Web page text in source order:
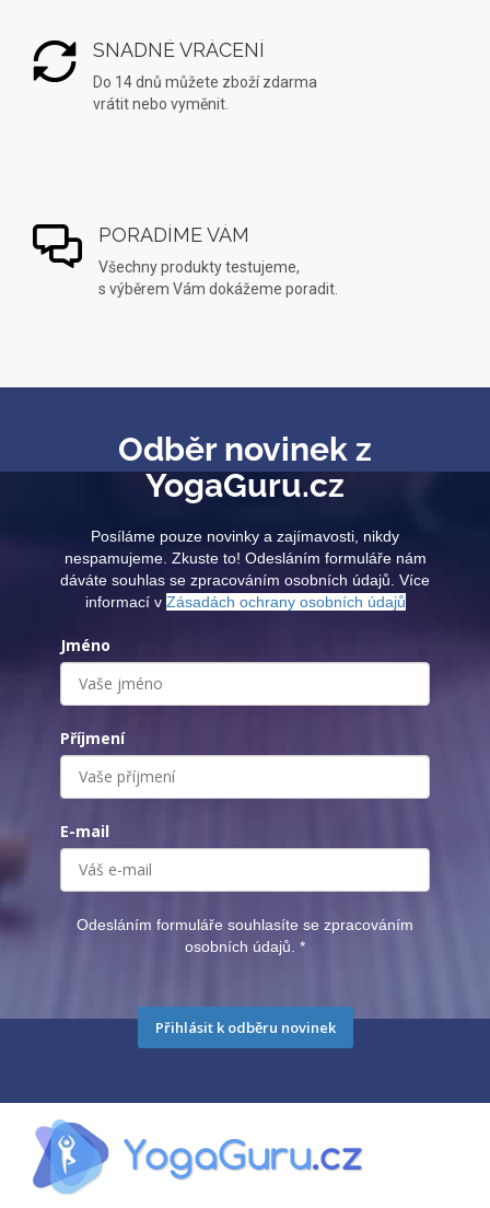
SNADNÉ VRÁCENÍ
Do 14 dnů můžete zboží zdarma
vrátit nebo vyměnit.
PORADÍME VÁM
Všechny produkty testujeme,
s výběrem Vám dokážeme poradit.
Odběr novinek z
YogaGuru.cz
Posíláme pouze novinky a zajímavosti, nikdy
nespamujeme. Zkuste to! Odesláním formuláře nám
dáváte souhlas se zpracováním osobních údajů. Více
informací v Zásadách ochrany osobních údajů
Jméno
Příjmení
E-mail
Odesláním formuláře souhlasíte se zpracováním
osobních údajů. *
Přihlásit k odběru novinek